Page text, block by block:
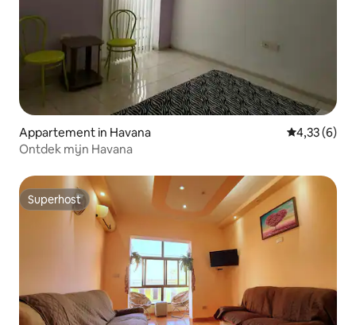
Appartement in Havana
4,33 (6)
Ontdek mijn Havana
Superhost
Superhost